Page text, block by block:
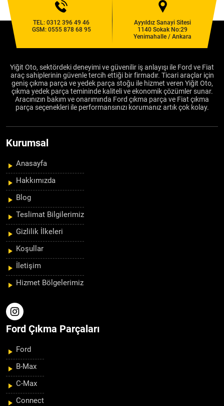
TEL:0312 396 49 46
GSM: 0555 878 68 95
Ayyıldız Sanayi Sitesi
1140 Sokak No:29
Yenimahalle / Ankara
Yiğit Oto, sektördeki deneyimi ve güvenilir iş anlayışı ile Ford ve Fiat
araç sahiplerinin güvenle tercih ettiği bir firmadır. Ticari araçlar için
geniş çıkma parça ve yedek parça stoğu ile hizmet veren Yiğit Oto,
çıkma yedek parça temininde kaliteli ve ekonomik çözümler sunar.
Aracınızın bakım ve onarımında Ford çıkma parça ve Fiat çıkma
parça seçenekleri ile performansınızı korumanız artık çok kolay.
Kurumsal
Anasayfa
Hakkımızda
Blog
Teslimat Bilgilerimiz
Gizlilik İlkeleri
Koşullar
İletişim
Hizmet Bölgelerimiz
Ford Çıkma Parçaları
Ford
B-Max
C-Max
Connect